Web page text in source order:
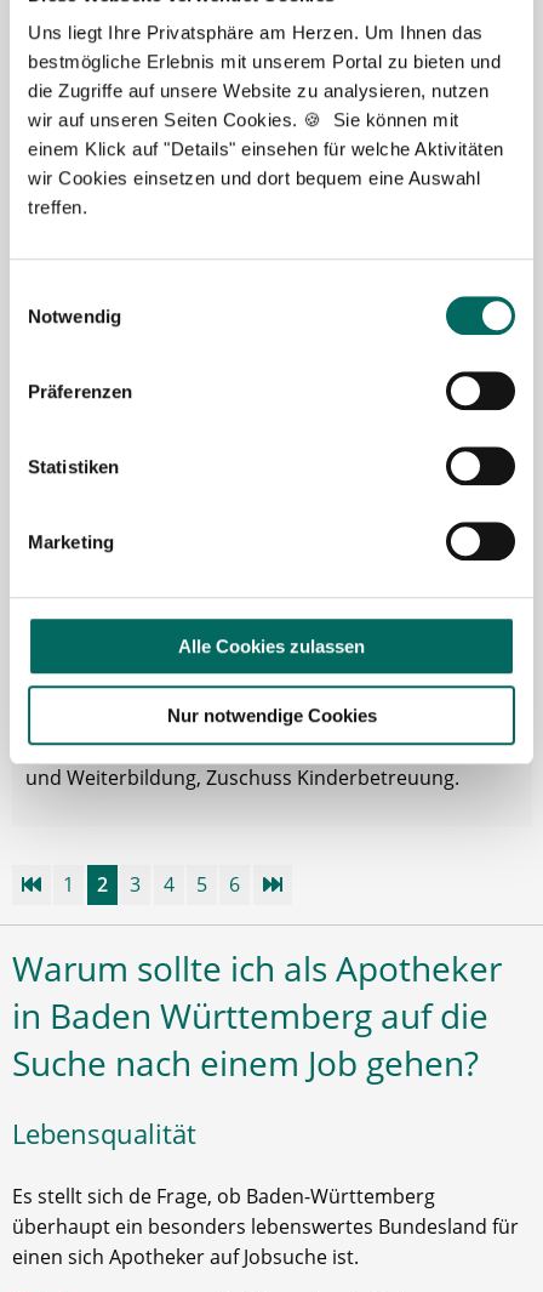
Uns liegt Ihre Privatsphäre am Herzen. Um Ihnen das
bestmögliche Erlebnis mit unserem Portal zu bieten und
die Zugriffe auf unsere Website zu analysieren, nutzen
wir auf unseren Seiten Cookies. 🍪 Sie können mit
einem Klick auf "Details" einsehen für welche Aktivitäten
wir Cookies einsetzen und dort bequem eine Auswahl
treffen.
Notwendig
Präferenzen
Statistiken
Marketing
Alle Cookies zulassen
Nur notwendige Cookies
Apotheker (m/w/d) in Voll- oder Teilzeit ab sofort in
Landkreis Konstanz
Apotheker in Landkreis Konstanz in Voll- oder Teilzeit.
Tankgutschein bzw. Fahrtkostenzuschuss, Hilfe bei
Bezahlung, 13. Gehalt, Betriebliche Altersvorsorge,
Apotheker (m/w/d) in Voll- oder Teilzeit ab sofort im
Apotheker in Landkreis Ludwigsburg in Voll- oder
Teilzeit. Tankgutschein bzw. Fahrtkostenzuschuss,
Ticket für öffentliche Verkehrsmittel, Gute
Erreichbarkeit mit öffentlichen Verkehrsmitteln, Hilfe
bei Wohnungssuche, Zuschuss bei Umzug,
Übertarifliche Bezahlung, 13. Gehalt, Betriebliche
Altersvorsorge, Arbeitskleidung wird gestellt, Fort-
und Weiterbildung, Zuschuss Kinderbetreuung.
1 2 3 4 5 6
Warum sollte ich als Apotheker
in Baden Württemberg auf die
Suche nach einem Job gehen?
Lebensqualität
Es stellt sich de Frage, ob Baden-Württemberg
überhaupt ein besonders lebenswertes Bundesland für
einen sich Apotheker auf Jobsuche ist.